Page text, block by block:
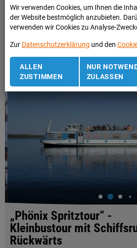
Wir verwenden Cookies, um Ihnen die
der Website bestmöglich anzubieten.
verwenden wir Cookies zu Analyse-
Zur Datenschutzerklärung und den
ALLEN
ZUSTIMMEN
NUR
ZULASSEN
erfahren Sie bei einer Führung mehr über
vor der Kohle und die Geschichte des
im Hofimbiss in Lieske.
WEITER LESEN
„Phönix Spritztour“ -
Kleinbustour mit
Rückwärts